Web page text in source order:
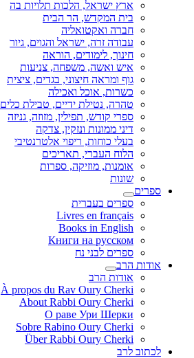
ארץ ישראל, הלכות תלויות בה
בית המקדש, הר הבית
חברה ואקטואליה
עבודה זרה, ישראל והגוים, גיור
חינוך, לימודים, הוראה
איש ואשה, משפחה, צניעות
גוף ומראה חיצוני, בגדים, ציצית
כשרות, אוכל ואכילה
טהרה, נטילת ידיים, טבילת כלים
ספרי קודש, תפילין, מזוזה, גניזה
דיני ממונות ונזקין, צדקה
בעלי כוחות, ריפוי אלטרנטיבי
הלוח העברי, תאריכים
אומנות, מוזיקה, ספרות
שונות
ספרים
ספרים בעברית
Livres en français
Books in English
Книги на русском
ספרים לבני נח
אודות הרב
אודות הרב
À propos du Rav Oury Cherki
About Rabbi Oury Cherki
О раве Ури Шерки
Sobre Rabino Oury Cherki
Über Rabbi Oury Cherki
לכתוב לרב